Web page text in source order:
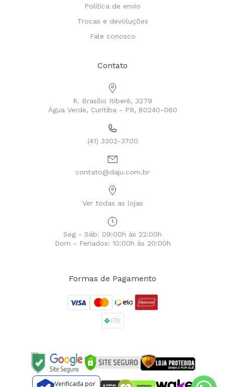
Política de envio
Trocas e devoluções
Fale conosco
Contato
R. Brasílio Itiberê, 3279
Água Verde, Curitiba - PR, 80240-060
(41) 3302-3700
contato@daju.com.br
Ver todas as lojas
Seg - Sáb: 09:00h às 22:00h
Dom - Feriados: 10:00h às 20:00h
Formas de Pagamento
Verificada por